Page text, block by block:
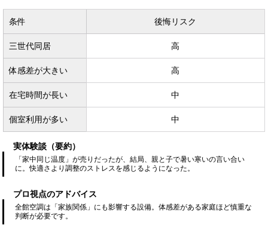
条件 後悔リスク
三世代同居 高
体感差が大きい 高
在宅時間が長い 中
個室利用が多い 中
実体験談（要約）
「家中同じ温度」が売りだったが、結局、親と子で暑い寒いの言い合い
に。快適さより調整のストレスを感じるようになった。
プロ視点のアドバイス
全館空調は「家族関係」にも影響する設備。体感差がある家庭ほど慎重な
判断が必要です。